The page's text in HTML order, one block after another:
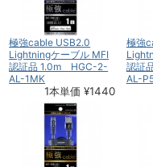
極強cable USB2.0
Lightningケーブル MFI
認証品 1.0m HGC-2-
AL-1MK
1本単価 ¥1440
極強
認証
AL-